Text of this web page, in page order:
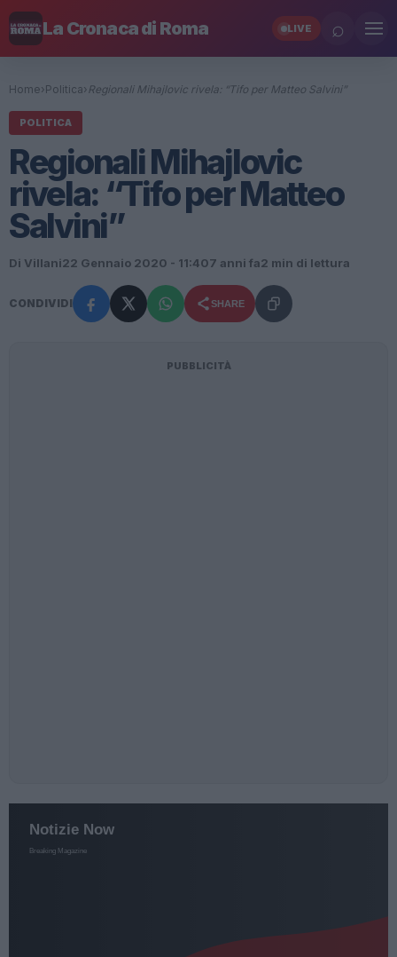
La Cronaca di Roma LIVE ⌕
Home› Politica› Regionali Mihajlovic rivela: “Tifo per Matteo Salvini”
POLITICA
Regionali Mihajlovic
rivela: “Tifo per Matteo
Salvini”
Di Villani22 Gennaio 2020 - 11:407 anni fa2 min di lettura
CONDIVIDI SHARE
PUBBLICITÀ